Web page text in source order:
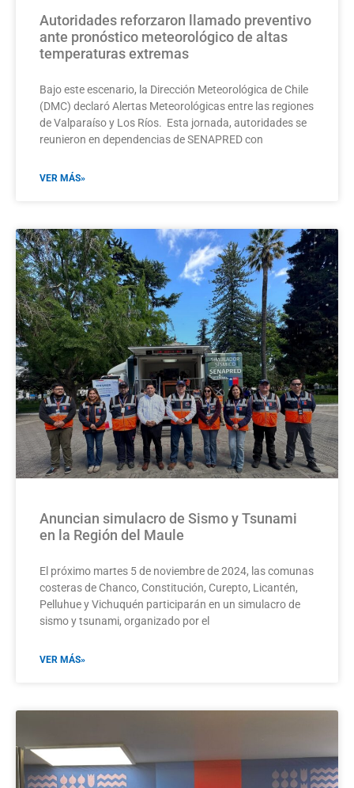
Autoridades reforzaron llamado preventivo
ante pronóstico meteorológico de altas
temperaturas extremas
Bajo este escenario, la Dirección Meteorológica de Chile
(DMC) declaró Alertas Meteorológicas entre las regiones
de Valparaíso y Los Ríos. Esta jornada, autoridades se
reunieron en dependencias de SENAPRED con
VER MÁS»
Anuncian simulacro de Sismo y Tsunami
en la Región del Maule
El próximo martes 5 de noviembre de 2024, las comunas
costeras de Chanco, Constitución, Curepto, Licantén,
Pelluhue y Vichuquén participarán en un simulacro de
sismo y tsunami, organizado por el
VER MÁS»